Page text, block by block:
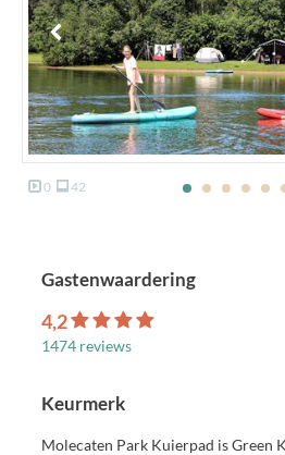
0 42
Gastenwaardering
4,2
1474 reviews
Keurmerk
Molecaten Park Kuierpad is Green